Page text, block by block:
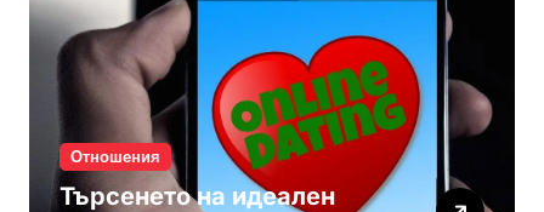
Отношения
Търсенето на идеален